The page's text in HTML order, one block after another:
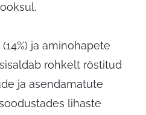
ja aminohapete
rohkelt röstitud
ja asendamatute
lihaste